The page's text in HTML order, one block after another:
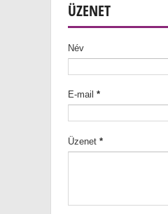
ÜZENET
Név
E-mail *
Üzenet *